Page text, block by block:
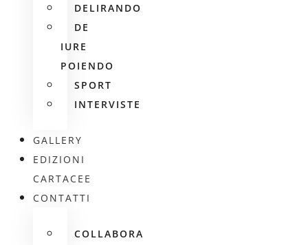
DELIRANDO
DE
IURE
POIENDO
SPORT
INTERVISTE
GALLERY
EDIZIONI
CARTACEE
CONTATTI
COLLABORA